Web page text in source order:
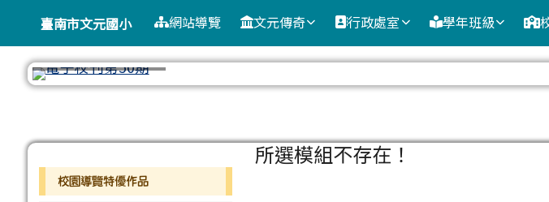
臺南市文元國小
導覽列臺南市文元國小 網站導覽 文元傳奇 行政處室 學年班級
左邊區域內容
校園導覽特優作品
主內容區域
所選模組不存在！
頁尾區域